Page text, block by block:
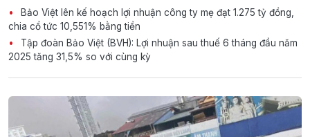
Bảo Việt lên kế hoạch lợi nhuận công ty mẹ đạt 1.275 tỷ đồng,
chia cổ tức 10,551% bằng tiền
Tập đoàn Bảo Việt (BVH): Lợi nhuận sau thuế 6 tháng đầu năm
2025 tăng 31,5% so với cùng kỳ